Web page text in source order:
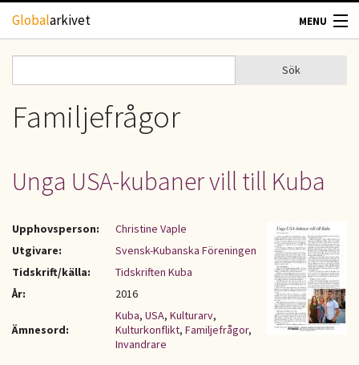
Hoppa till huvudinnehåll
Globalarkivet MENU
TIDSKRIFTER
UPPHOVSRÄTT
OM OSS
KONTAKT
Sökformulär
Sök
Familjefrågor
Unga USA-kubaner vill till Kuba
Upphovsperson:
Christine Vaple
Utgivare:
Svensk-Kubanska Föreningen
Tidskrift/källa:
Tidskriften Kuba
År:
2016
Ämnesord:
Kuba, USA, Kulturarv,
Kulturkonflikt, Familjefrågor,
Invandrare